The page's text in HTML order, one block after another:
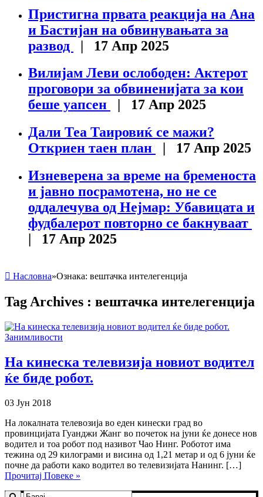
Пристигна првата реакција на Ана
и Бастијан на обвинувањата за
развод
| 17 Апр 2025
Вилијам Леви ослободен: Актерот
проговори за обвиненијата за кои
беше уапсен
| 17 Апр 2025
Дали Теа Таировиќ се мажи?
Откриен таен план
| 17 Апр 2025
Изневерена за време на бременоста
и јавно посрамотена, но не се
оддалечува од Нејмар: Убавицата и
фудбалерот повторно се бакнуваат
| 17 Апр 2025
Насловна»Ознака: вештачка интелегенција
Tag Archives : вештачка интелегенција
Занимливости
На кинеска телевизија новиот водител
ќе биде робот.
03 Јун 2018
На локалната телевозија во еден кинески град во
провинцијата Гуанджи Жанг во почеток на јуни ќе донесе нов
водител и тоа робот под називот Чао Нинг. Роботот има
тежина од 29 килограми и висина од 1,21 метар и од 6 јуни ќе
почне да работи како водител во телевизијата Нанинг. […]
Прочитај Повеке »